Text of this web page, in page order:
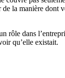
de la manière dont
rôle dans
qu’elle existait.